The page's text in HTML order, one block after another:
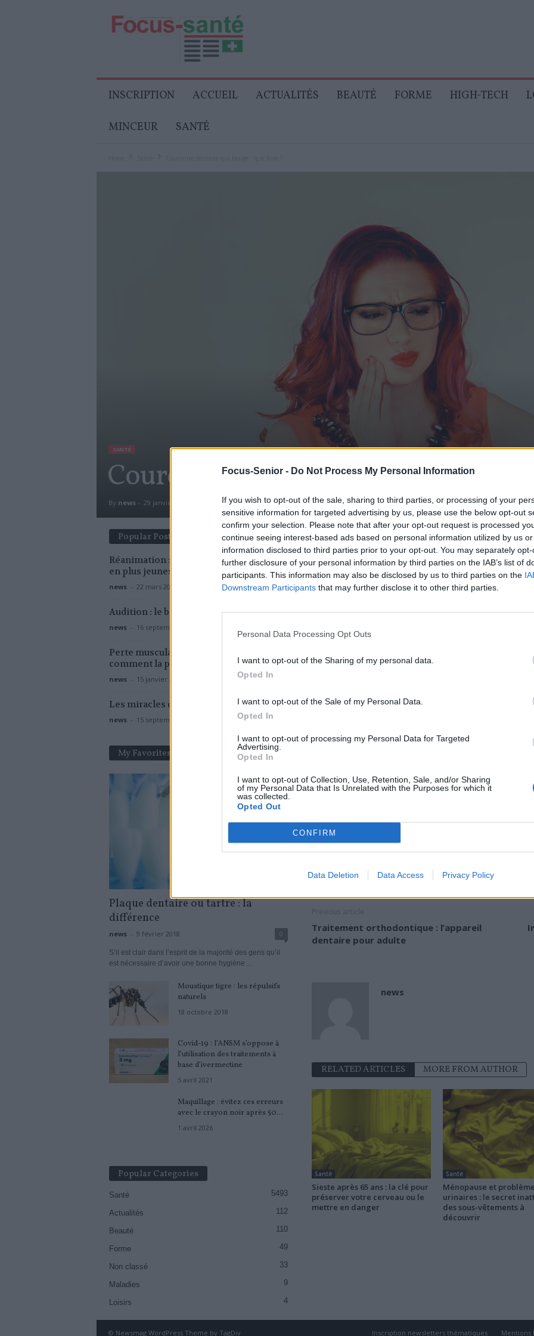
Focus-Senior - Do Not Process My Personal Information
If you wish to opt-out of the sale, sharing to third parties, or processing of your
sensitive information for targeted advertising by us, please use the below opt-out
confirm your selection. Please note that after your opt-out request is processed
continue seeing interest-based ads based on personal information utilized by us
information disclosed to third parties prior to your opt-out. You may separately
further disclosure of your personal information by third parties on the IAB’s list of
participants. This information may also be disclosed by us to third parties on the
Downstream Participants that may further disclose it to other third parties.
Personal Data Processing Opt Outs
I want to opt-out of the Sharing of my personal data.
Opted In
I want to opt-out of the Sale of my Personal Data.
Opted In
I want to opt-out of processing my Personal Data for Targeted
Advertising.
Opted In
I want to opt-out of Collection, Use, Retention, Sale, and/or Sharing
of my Personal Data that Is Unrelated with the Purposes for which it
was collected.
Opted Out
CONFIRM
Data Deletion Data Access Privacy Policy
Senior
INSCRIPTION ACCUEIL ACTUALITÉS BEAUTÉ FORME HIGH-TECH
MINCEUR SANTÉ
SANTÉ
Couronne dentaire qui bouge : que
By news - 29 janvier 2018 2727 0
SHARE Facebook Twitter
Vous avez décidé de résoudre vos problèmes de
couronnes dentaires. Pourtant, celles-ci bougent et
pour remédier à ces soucis ?
La raison la plus fréquente d’une couronne qui bouge
gencive. Qu’elle soit mal collée, que le pivot se brise ou
Les risques d’une couronne qui bouge
Tout d’abord, le risque immédiat est de perdre votre
à payer pour la réparation, vous ne risquez pas grand-
ennuyeux, serait que suite à des frottements sur la
couronne, vous développiez une infection ou même un
moindre douleur, rendez-vous chez votre dentiste ou aux
En attendant un rendez-vous chez votre dentiste,
Traitement orthodontique : l’appareil
dentaire pour adulte
news
RELATED ARTICLES MORE FROM AUTHOR
Santé
Sieste après 65 ans : la clé pour
préserver votre cerveau ou le
mettre en danger
Santé
Ménopause et
urinaires : le secret
des sous-vêtements à
découvrir
Popular Posts
Réanimation : des patients Covid de plus
en plus jeunes
news - 22 mars 2021
Audition : le boom des appareils auditifs
news - 16 septembre 2021
Perte musculaire après 50 ans :
comment la prévenir et garder sa force
news - 15 janvier 2026
Les miracles de l’oignon
news - 15 septembre 2022
My Favorites
Plaque dentaire ou tartre : la
différence
news - 9 février 2018 0
S’il est clair dans l’esprit de la majorité des gens qu’il
est nécessaire d’avoir une bonne hygiène ...
Moustique tigre : les répulsifs
naturels
18 octobre 2018
Covid-19 : l’ANSM s’oppose à
l’utilisation des traitements à
base d’ivermectine
5 avril 2021
Maquillage : évitez ces erreurs
avec le crayon noir après 50...
1 avril 2026
Popular Categories
Santé 5493
Actualités 112
Beauté 110
Forme 49
Non classé 33
Maladies 9
Loisirs 4
Inscription newsletters thématiques Mentions
© Newsmag WordPress Theme by TagDiv